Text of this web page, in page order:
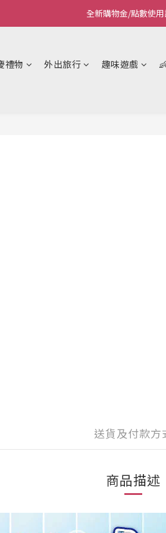
Welcome~私藏生
Welcome~私藏生
禮物 外出旅行 趣味遊戲
送貨及付款方
商品描述